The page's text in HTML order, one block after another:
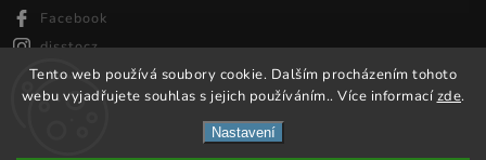
Tento web používá soubory cookie. Dalším procházením tohoto
webu vyjadřujete souhlas s jejich používáním.. Více informacízde.
Nastavení
Facebook
disstocz
Shoptet| Design